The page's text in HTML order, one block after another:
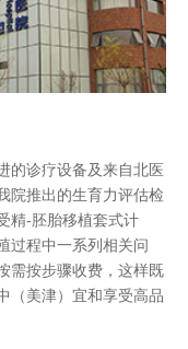
的诊疗设备及来自北医
院推出的生育力评估检
精-胚胎移植套式计
过程中一系列相关问
需按步骤收费，这样既
（美津）宜和享受高品